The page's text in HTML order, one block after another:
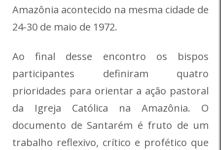
Amazônia acontecido na mesma cidade de
24-30 de maio de 1972.
Ao final desse encontro os bispos
participantes definiram quatro
prioridades para orientar a ação pastoral
da Igreja Católica na Amazônia. O
documento de Santarém é fruto de um
trabalho reflexivo, crítico e profético que